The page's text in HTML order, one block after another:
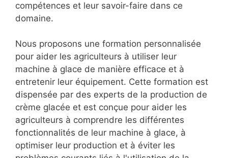
compétences et leur savoir-faire dans ce
domaine.
Nous proposons une formation personnalisée
pour aider les agriculteurs à utiliser leur
machine à glace de manière efficace et à
entretenir leur équipement. Cette formation est
dispensée par des experts de la production de
crème glacée et est conçue pour aider les
agriculteurs à comprendre les différentes
fonctionnalités de leur machine à glace, à
optimiser leur production et à éviter les